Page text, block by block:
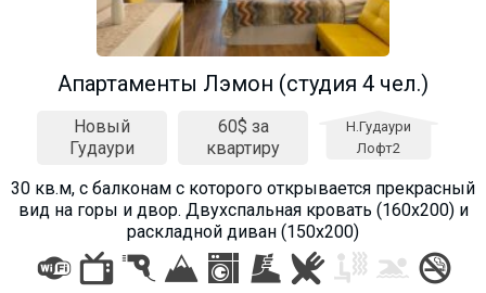
Aпартаменты Лэмон (студия 4 чел.)
Новый
Гудаури
60$ за
квартиру
Н.Гудаури
Лофт2
30 кв.м, с балконам с которого открывается прекрасный
вид на горы и двор. Двухспальная кровать (160х200) и
раскладной диван (150х200)